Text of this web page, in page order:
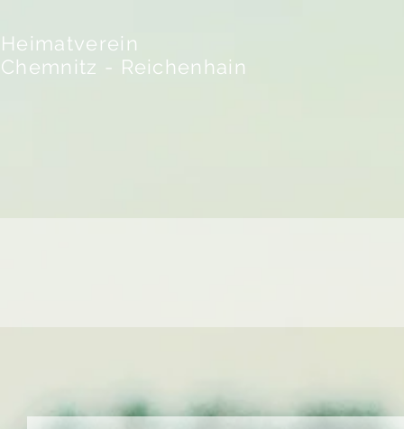
Heimatverein
Chemnitz - Reichenhain